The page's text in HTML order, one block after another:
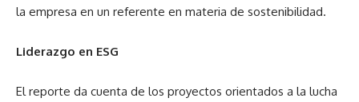
la empresa en un referente en materia de sostenibilidad.
Liderazgo en ESG
El reporte da cuenta de los proyectos orientados a la lucha